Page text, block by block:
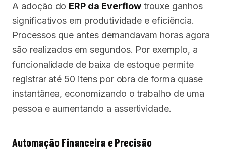
A adoção do ERP da Everflowtrouxe ganhos
significativos em produtividade e eficiência.
Processos que antes demandavam horas agora
são realizados em segundos. Por exemplo, a
funcionalidade de baixa de estoque permite
registrar até 50 itens por obra de forma quase
instantânea, economizando o trabalho de uma
pessoa e aumentando a assertividade.
Automação Financeira e Precisão